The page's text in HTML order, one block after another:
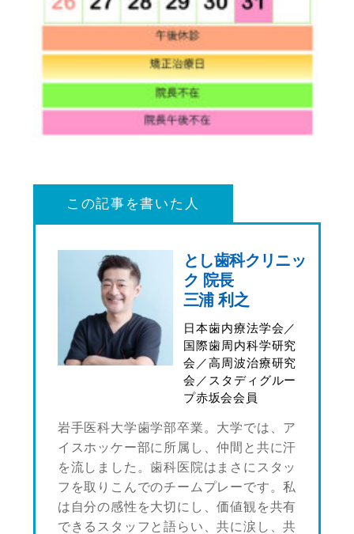
この記事を書いた人
とし歯科クリニッ
ク 院長
三浦 利之
日本歯内療法学会／
国際歯周内科学研究
会／高周波治療研究
会／スタディグルー
プ赤坂会会員
岩手医科大学歯学部卒業。大学では、ア
イスホッケー部に所属し、仲間と共に汗
を流しました。歯科医院はまさにスタッ
フを取りこんでのチームプレーです。私
は自分の感性を大切にし、価値観を共有
できるスタッフと語らい、共に涙し、共